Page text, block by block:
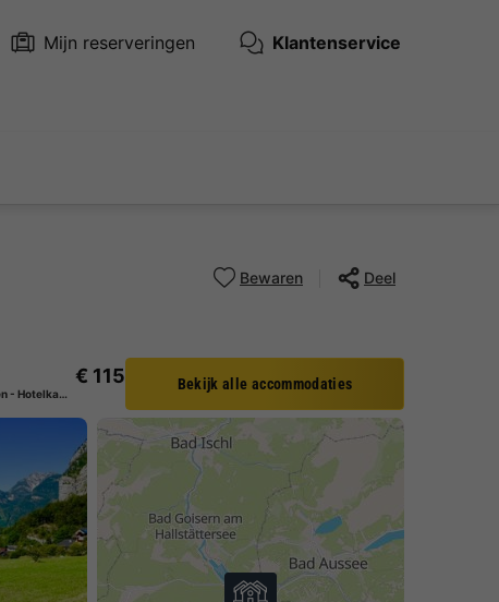
Mijn reserveringen Klantenservice
APPARTEMENT 2 personen - Hotelkamer
€ 115 Bekijk alle accommodaties
Bewaren Deel